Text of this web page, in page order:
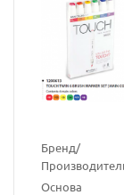
Бренд/
Основа